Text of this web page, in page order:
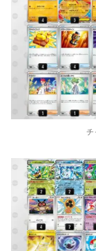
チ